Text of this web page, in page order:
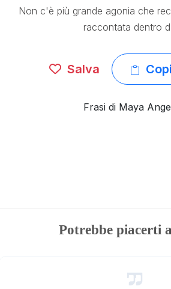
Non c'è più grande agonia che
raccontata dentro
Salva
Frasi di Maya
Potrebbe piacerti